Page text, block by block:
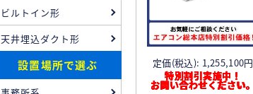
定価(税込): 1,255,100円
特別割引実施中！
お問い合わせください。
ビルトイン形
天井埋込ダクト形
設置場所で選ぶ